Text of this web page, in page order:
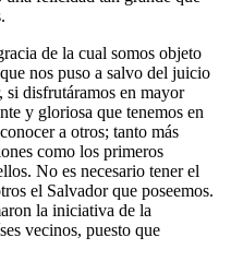
de la cual somos objeto
nos puso a salvo del juicio
si disfrutáramos en mayor
y gloriosa que tenemos en
a otros; tanto más
como los primeros
No es necesario tener el
el Salvador que poseemos.
la iniciativa de la
vecinos, puesto que